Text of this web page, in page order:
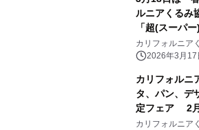
ルニアくるみ
「超(スーパ
援
カリフォルニア
2026年3月17
カリフォルニ
タ、パン、デ
定フェア 2
カリフォルニア